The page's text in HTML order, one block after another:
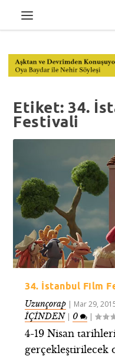
Etiket:34.
Festivali
34. İstanbul Film
Uzunçorap | Mar 29,
İÇİNDEN| 0 |
4-19 Nisan
gerçekleştirilecek